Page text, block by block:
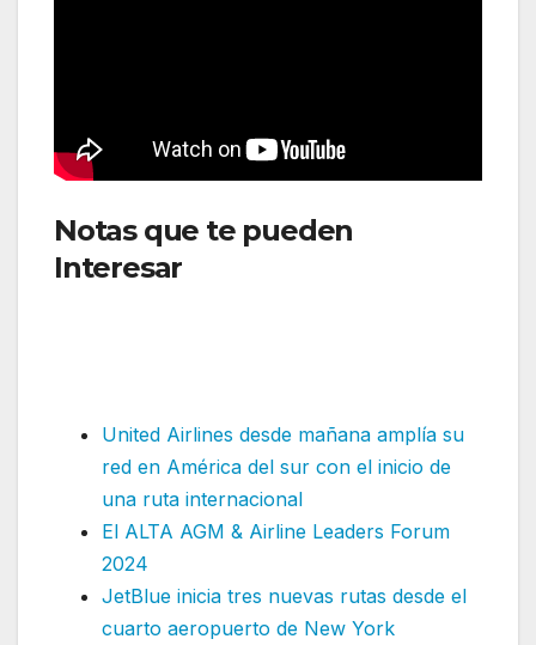
Notas que te pueden
Interesar
United Airlines desde mañana amplía su
red en América del sur con el inicio de
una ruta internacional
El ALTA AGM & Airline Leaders Forum
2024
JetBlue inicia tres nuevas rutas desde el
cuarto aeropuerto de New York